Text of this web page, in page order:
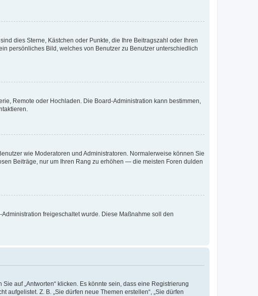
dies Sterne, Kästchen oder Punkte, die Ihre Beitragszahl oder Ihren
persönliches Bild, welches von Benutzer zu Benutzer unterschiedlich
Remote oder Hochladen. Die Board-Administration kann bestimmen,
wie Moderatoren und Administratoren. Normalerweise können Sie
Beiträge, nur um Ihren Rang zu erhöhen — die meisten Foren dulden
freigeschaltet wurde. Diese Maßnahme soll den
auf „Antworten“ klicken. Es könnte sein, dass eine Registrierung
Z. B. „Sie dürfen neue Themen erstellen“, „Sie dürfen